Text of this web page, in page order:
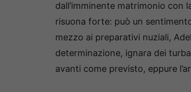
dall’imminente matrimonio con
risuona forte: può un
mezzo ai preparativi nuziali,
determinazione, ignara dei
avanti come previsto, eppure